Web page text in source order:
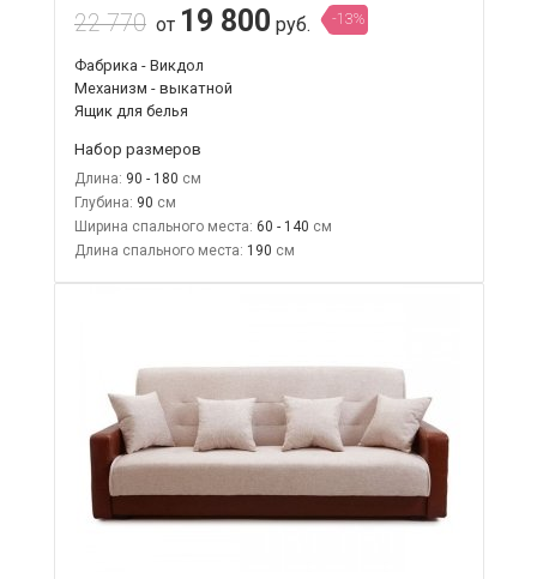
22 770 от 19 800 руб. -13%
Фабрика - Викдол
Механизм - выкатной
Ящик для белья
Набор размеров
Длина: 90 - 180
Глубина: 90
Ширина спального места: 60 - 140
Длина спального места: 190